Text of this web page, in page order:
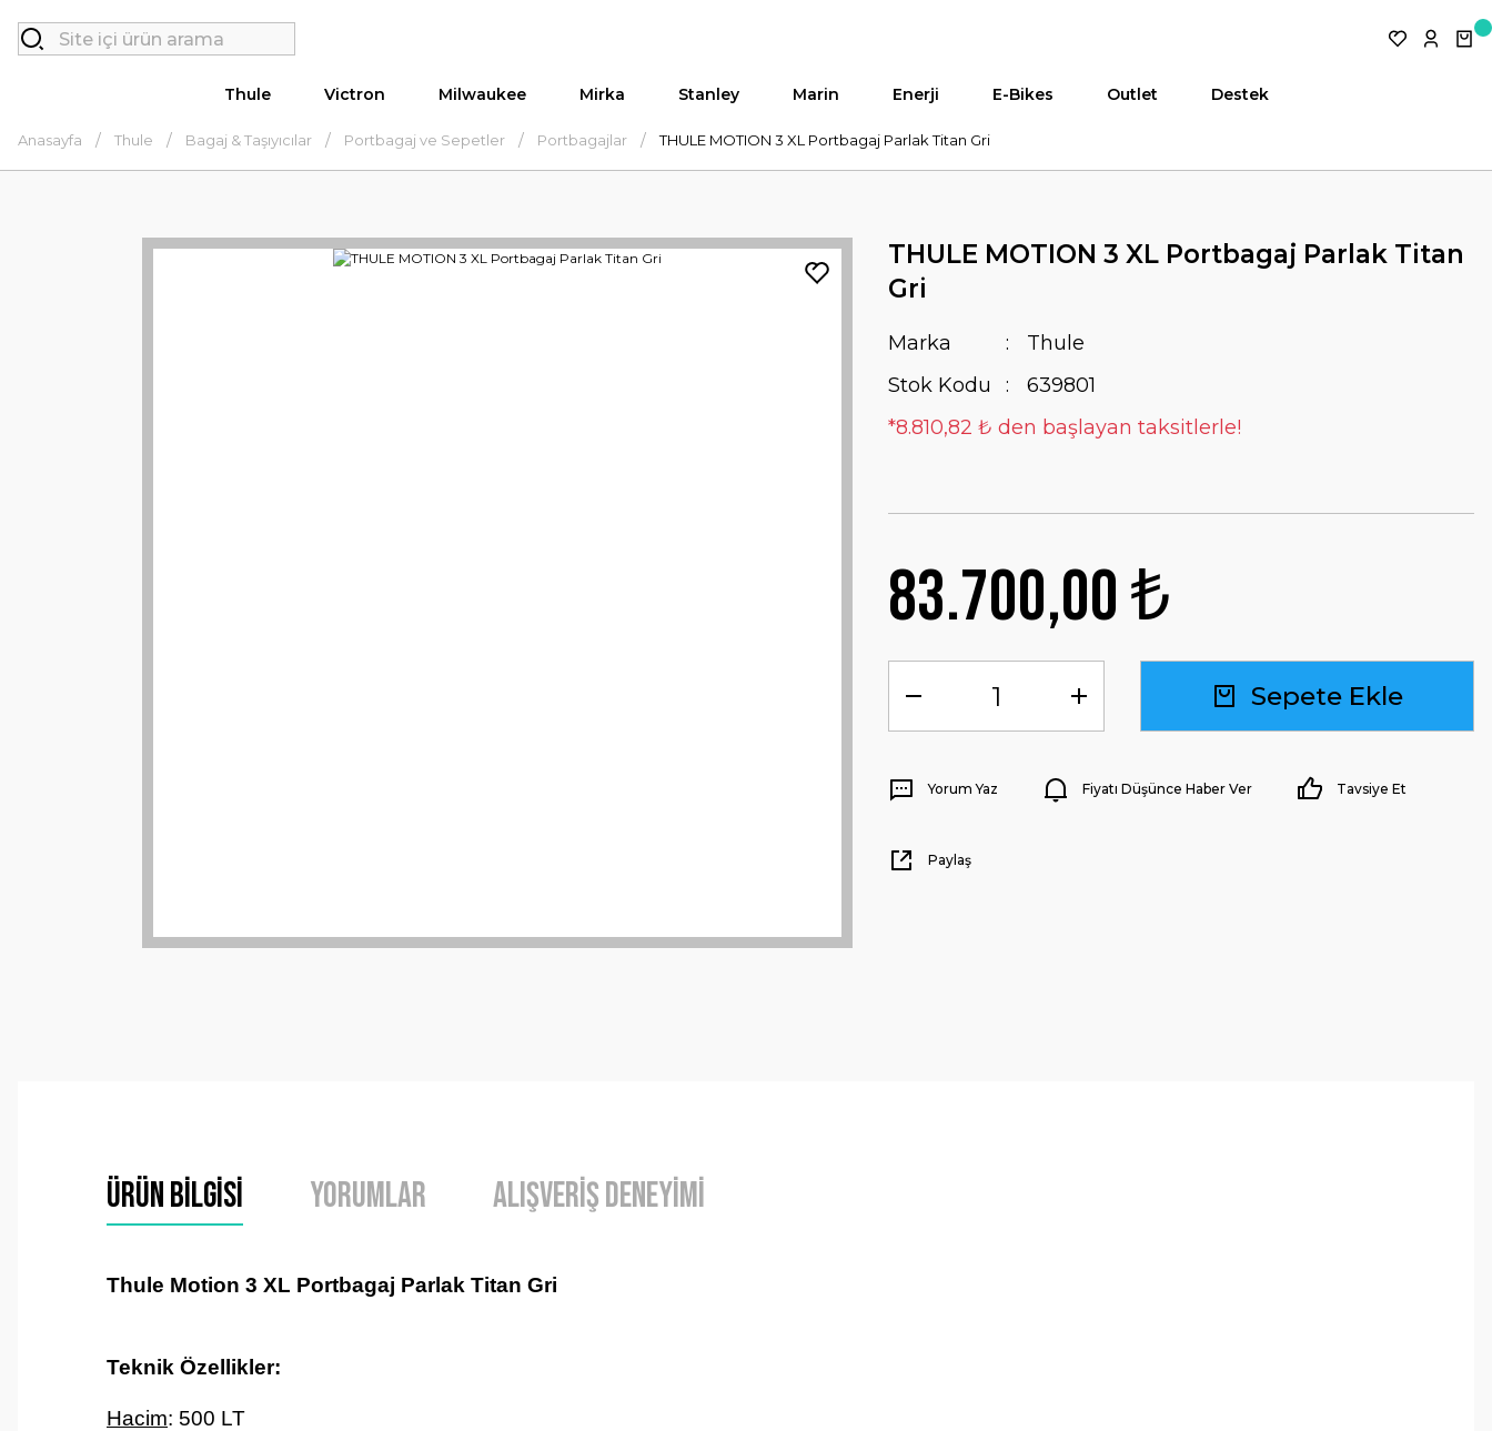
Thule Victron Milwaukee Mirka Stanley Marin Enerji E-Bikes Outlet Destek
Anasayfa Thule Bagaj & Taşıyıcılar Portbagaj ve Sepetler Portbagajlar THULE MOTION 3 XL Portbagaj Parlak Titan Gri
THULE MOTION 3 XL Portbagaj Parlak Titan
Gri
Marka
Thule
Stok Kodu
639801
*8.810,82 ₺ den başlayan taksitlerle!
83.700,00 ₺
Sepete Ekle
Yorum Yaz Fiyatı Düşünce Haber Ver Tavsiye Et
Paylaş
Ürün Bilgisi Yorumlar Alışveriş Deneyimi
Thule Motion 3 XL Portbagaj Parlak Titan Gri
Teknik Özellikler:
Hacim: 500 LT